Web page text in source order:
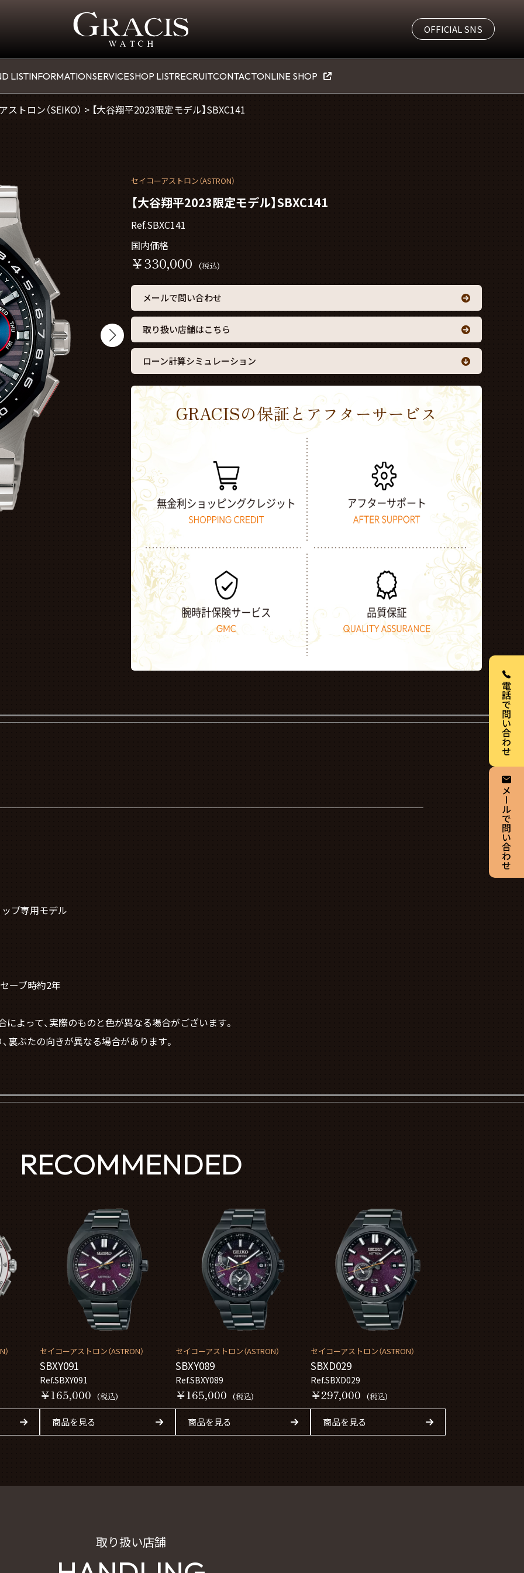
OFFICIAL SNS
LISTINFORMATIONSERVICESHOP LISTRECRUITCONTACTONLINE SHOP
アストロン（SEIKO） > 【大谷翔平2023限定モデル】SBXC141
セイコーアストロン（ASTRON）
【大谷翔平2023限定モデル】SBXC141
Ref.SBXC141
国内価格
￥330,000 (税込)
メールで問い合わせ
取り扱い店舗はこちら
ローン計算シミュレーション
GRACISの保証とアフターサービス
プ専用モデル
ーブ時約2年
よって、実際のものと色が異なる場合がございます。
裏ぶたの向きが異なる場合があります。
RECOMMENDED
セイコーアストロン（ASTRON）
SBXY091
Ref.SBXY091
￥165,000 (税込)
商品を見る
セイコーアストロン（ASTRON）
SBXY089
Ref.SBXY089
￥165,000 (税込)
商品を見る
セイコーアストロン（ASTRON）
SBXD029
Ref.SBXD029
￥297,000 (税込)
商品を見る
取り扱い店舗